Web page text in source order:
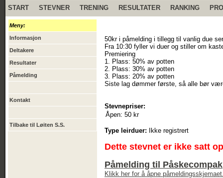
START STEVNER TRENING RESULTATER RANKING
Meny:
Informasjon
Deltakere
Resultater
Påmelding
Kontakt
Tilbake til Løiten S.S.
50kr i påmelding i tillegg til vanlig due
Fra 10:30 fyller vi duer og stiller om
Premiering
1. Plass: 50% av potten
2. Plass: 30% av potten
3. Plass: 20% av potten
Siste lag dømmer første, så alle bør
Stevnepriser:
Åpen: 50 kr
Type leirduer: Ikke registrert
Dette stevnet er ikke satt
Påmelding til Påskecompak
Klikk her for å åpne